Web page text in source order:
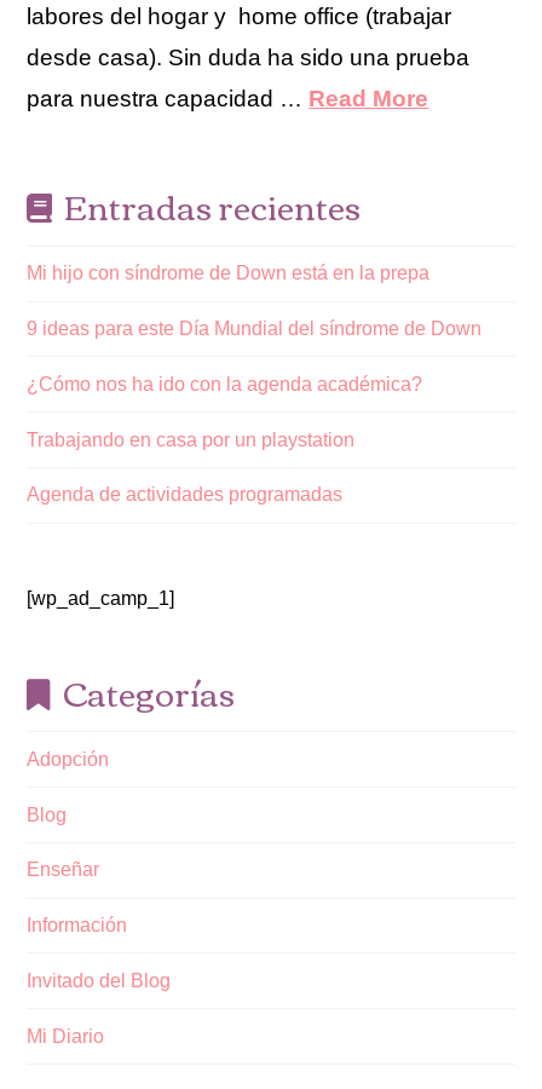
labores del hogar y home office (trabajar
desde casa). Sin duda ha sido una prueba
para nuestra capacidad … Read More
Entradas recientes
Mi hijo con síndrome de Down está en la prepa
9 ideas para este Día Mundial del síndrome de Down
¿Cómo nos ha ido con la agenda académica?
Trabajando en casa por un playstation
Agenda de actividades programadas
[wp_ad_camp_1]
Categorías
Adopción
Blog
Enseñar
Información
Invitado del Blog
Mi Diario